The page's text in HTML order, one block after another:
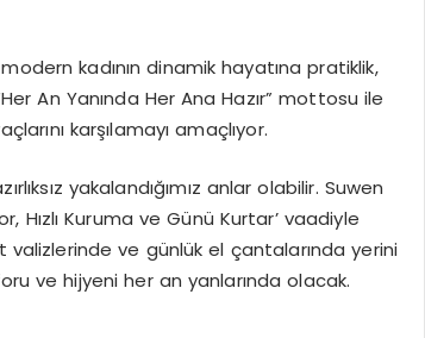
kadının dinamik hayatına pratiklik,
An Yanında Her Ana Hazır” mottosu ile
karşılamayı amaçlıyor.
yakalandığımız anlar olabilir. Suwen
Hızlı Kuruma ve Günü Kurtar’ vaadiyle
ve günlük el çantalarında yerini
ve hijyeni her an yanlarında olacak.